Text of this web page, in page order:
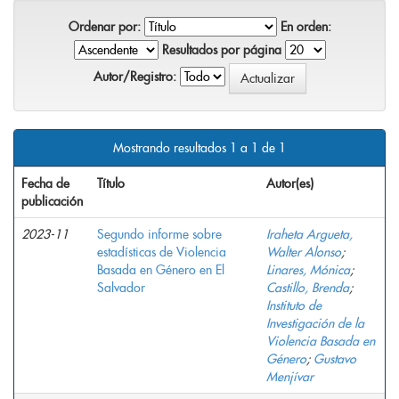
Ordenar por:
En orden:
Resultados por página
Autor/Registro:
Mostrando resultados 1 a 1 de 1
Fecha de
publicación
Título Autor(es)
2023-11
Segundo informe sobre
estadísticas de Violencia
Basada en Género en El
Salvador
Iraheta Argueta,
Walter Alonso;
Linares, Mónica;
Castillo, Brenda;
Instituto de
Investigación de la
Violencia Basada en
Género; Gustavo
Menjívar